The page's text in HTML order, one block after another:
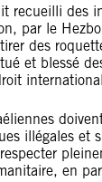
recueilli des
par le
des
et blessé
illégales et
en